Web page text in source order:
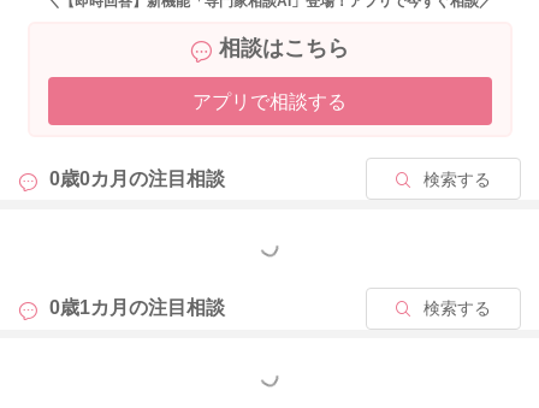
相談はこちら
アプリで相談する
0歳0カ月の注目相談 検索する
もっと見る
0歳1カ月の注目相談 検索する
もっと見る